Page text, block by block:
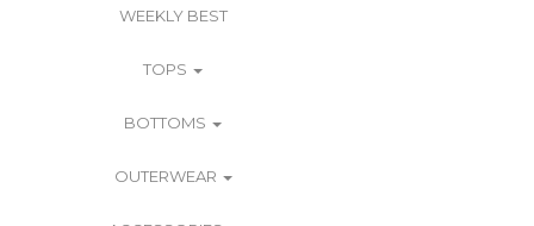
WEEKLY BEST
TOPS
BOTTOMS
OUTERWEAR